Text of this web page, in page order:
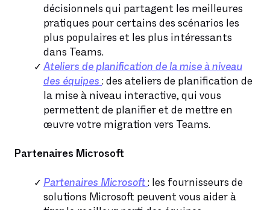
décisionnels qui partagent les meilleures
pratiques pour certains des scénarios les
plus populaires et les plus intéressants
dans Teams.
Ateliers de planification de la mise à niveau
des équipes : des ateliers de planification de
la mise à niveau interactive, qui vous
permettent de planifier et de mettre en
œuvre votre migration vers Teams.
Partenaires Microsoft
Partenaires Microsoft : les fournisseurs de
solutions Microsoft peuvent vous aider à